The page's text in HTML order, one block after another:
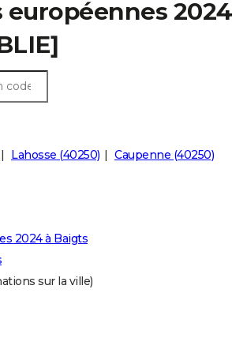
européennes
Lahosse (40250) Caupenne (40250)
2024 à Baigts
sur la ville)